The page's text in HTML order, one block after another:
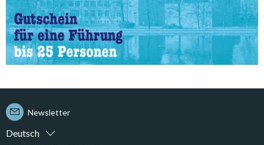
Deutsch
Newsletter